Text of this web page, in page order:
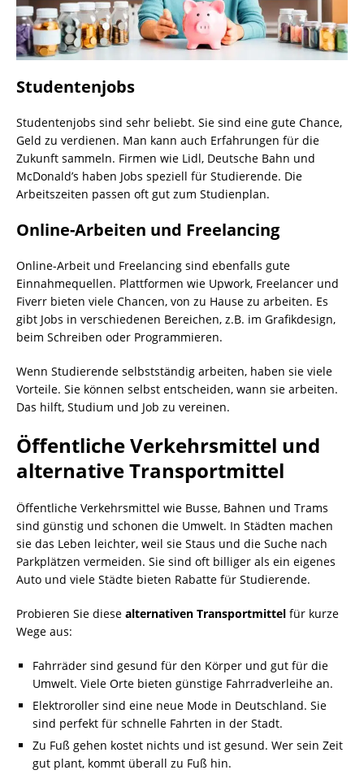
Studentenjobs
Studentenjobs sind sehr beliebt. Sie sind eine gute Chance,
Geld zu verdienen. Man kann auch Erfahrungen für die
Zukunft sammeln. Firmen wie Lidl, Deutsche Bahn und
McDonald’s haben Jobs speziell für Studierende. Die
Arbeitszeiten passen oft gut zum Studienplan.
Online-Arbeiten und Freelancing
Online-Arbeit und Freelancing sind ebenfalls gute
Einnahmequellen. Plattformen wie Upwork, Freelancer und
Fiverr bieten viele Chancen, von zu Hause zu arbeiten. Es
gibt Jobs in verschiedenen Bereichen, z.B. im Grafikdesign,
beim Schreiben oder Programmieren.
Wenn Studierende selbstständig arbeiten, haben sie viele
Vorteile. Sie können selbst entscheiden, wann sie arbeiten.
Das hilft, Studium und Job zu vereinen.
Öffentliche Verkehrsmittel und
alternative Transportmittel
Öffentliche Verkehrsmittel wie Busse, Bahnen und Trams
sind günstig und schonen die Umwelt. In Städten machen
sie das Leben leichter, weil sie Staus und die Suche nach
Parkplätzen vermeiden. Sie sind oft billiger als ein eigenes
Auto und viele Städte bieten Rabatte für Studierende.
Probieren Sie diese alternativen Transportmittel für kurze
Wege aus:
Fahrräder sind gesund für den Körper und gut für die
Umwelt. Viele Orte bieten günstige Fahrradverleihe an.
Elektroroller sind eine neue Mode in Deutschland. Sie
sind perfekt für schnelle Fahrten in der Stadt.
Zu Fuß gehen kostet nichts und ist gesund. Wer sein Zeit
gut plant, kommt überall zu Fuß hin.